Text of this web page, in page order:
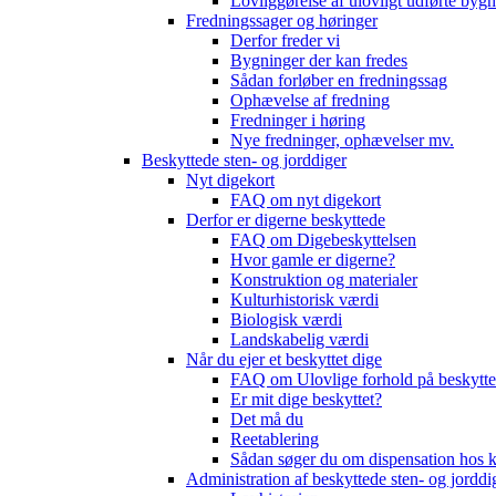
Fredningssager og høringer
Derfor freder vi
Bygninger der kan fredes
Sådan forløber en fredningssag
Ophævelse af fredning
Fredninger i høring
Nye fredninger, ophævelser mv.
Beskyttede sten- og jorddiger
Nyt digekort
FAQ om nyt digekort
Derfor er digerne beskyttede
FAQ om Digebeskyttelsen
Hvor gamle er digerne?
Konstruktion og materialer
Kulturhistorisk værdi
Biologisk værdi
Landskabelig værdi
Når du ejer et beskyttet dige
FAQ om Ulovlige forhold på
Er mit dige beskyttet?
Det må du
Reetablering
Sådan søger du om dispensation hos
Administration af beskyttede sten- og